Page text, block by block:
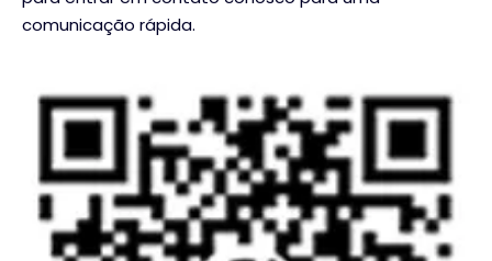
comunicação rápida.